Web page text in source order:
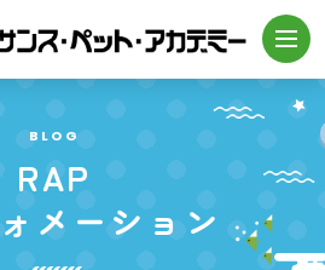
BLOG
RAP
メーション